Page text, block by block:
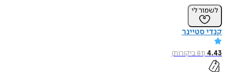
לשמור לי
קנדי סטיינר
4.43
(
81ביקורות)